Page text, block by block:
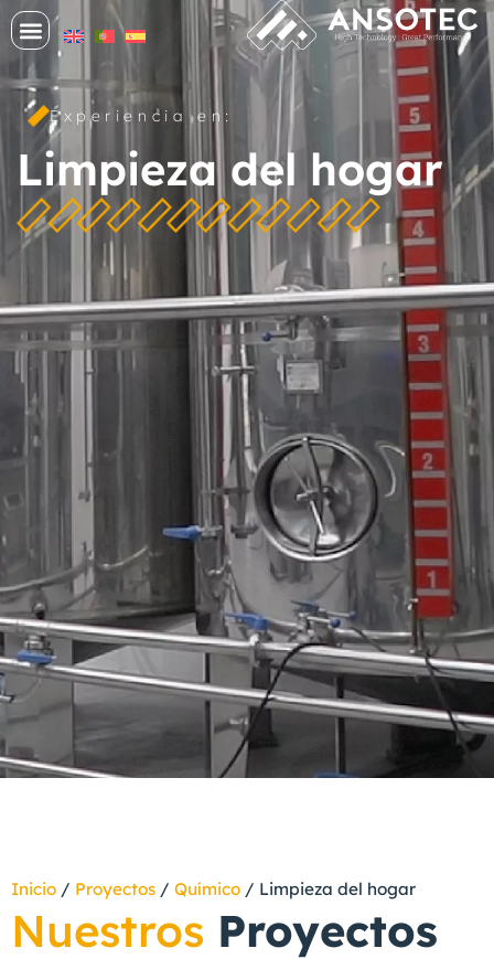
Experiencia en:
Limpieza del hogar
Inicio / Proyectos / Químico / Limpieza del hogar
Nuestros Proyectos